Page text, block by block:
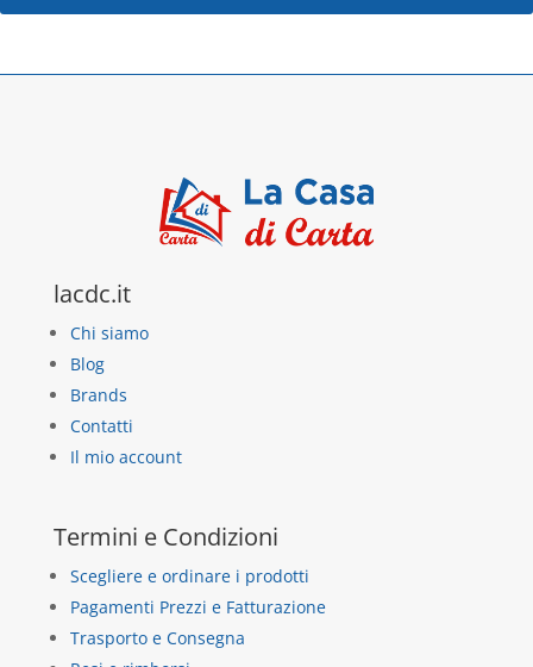
lacdc.it
Chi siamo
Blog
Brands
Contatti
Il mio account
Termini e Condizioni
Scegliere e ordinare i prodotti
Pagamenti Prezzi e Fatturazione
Trasporto e Consegna